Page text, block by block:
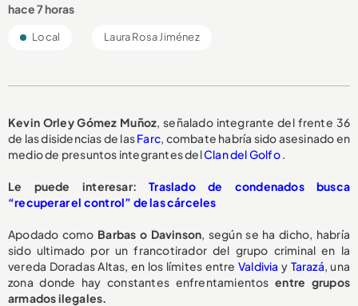
hace 7 horas
Local Laura Rosa Jiménez
Kevin Orley Gómez Muñoz , señalado integrante del frente 36
de las disidencias de lasFarc , combate habría sido asesinado en
medio de presuntos integrantes delClan del Golfo.
Le puede interesar:Traslado de condenados busca
“recuperar el control” de las cárceles
Apodado como Barbas o Davinson , según se ha dicho, habría
sido ultimado por un francotirador del grupo criminal en la
vereda Doradas Altas, en los límites entre Valdivia y Tarazá , una
zona donde hay constantes enfrentamientosentre grupos
armados ilegales.